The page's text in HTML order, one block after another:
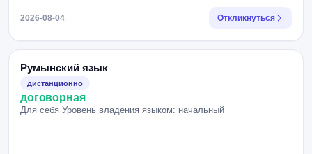
2026-08-04 Откликнуться
Румынский язык
дистанционно
договорная
Для себя Уровень владения языком: начальный